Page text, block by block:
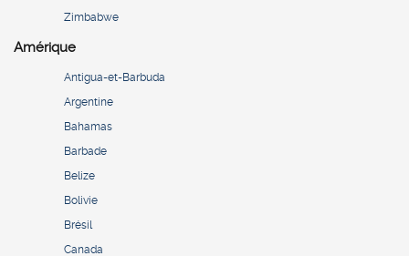
Zimbabwe
Amérique
Antigua-et-Barbuda
Argentine
Bahamas
Barbade
Belize
Bolivie
Brésil
Canada